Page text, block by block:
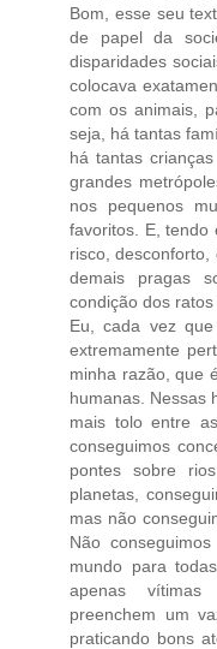
Bom, esse seu
de papel da
disparidades
colocava
com os animais,
seja, há tantas
há tantas
grandes
nos pequenos
favoritos. E, tendo
risco,
demais pragas
condição dos
Eu, cada vez
extremamente
minha razão, que
humanas. Nessas
mais tolo entre
conseguimos
pontes sobre
planetas,
mas não
Não
mundo para
apenas vítimas
preenchem um
praticando bons